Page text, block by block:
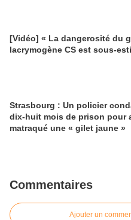
[Vidéo] « La dangerosité du
lacrymogène CS est sous-
Strasbourg : Un policier
dix-huit mois de prison pour
matraqué une « gilet jaune »
Commentaires
Ajouter un